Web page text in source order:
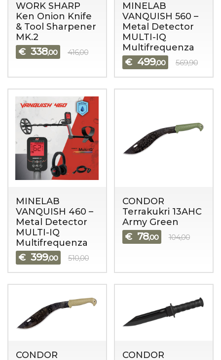
WORK SHARP
Ken Onion Knife
& Tool Sharpener
MK.2
€ 338,00 416,00
MINELAB
VANQUISH 560 –
Metal Detector
MULTI-IQ
Multifrequenza
€ 499,00 569,90
MINELAB
VANQUISH 460 –
Metal Detector
MULTI-IQ
Multifrequenza
€ 399,00 510,00
CONDOR
Terrakukri 13AHC
Army Green
€ 78,00 104,00
CONDOR CONDOR